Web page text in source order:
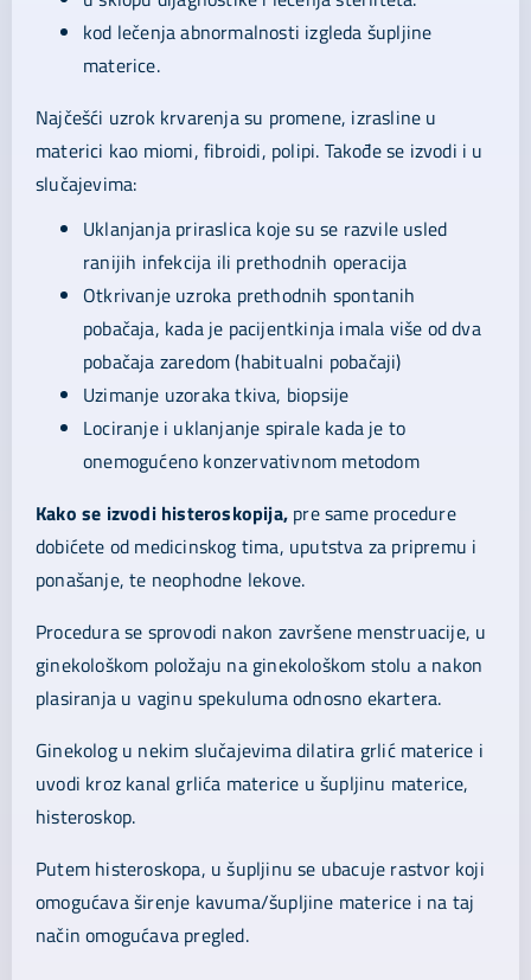
kod lečenja abnormalnosti izgleda šupljine
materice.
Najčešći uzrok krvarenja su promene, izrasline u
materici kao miomi, fibroidi, polipi. Takođe se izvodi i u
slučajevima:
Uklanjanja priraslica koje su se razvile usled
ranijih infekcija ili prethodnih operacija
Otkrivanje uzroka prethodnih spontanih
pobačaja, kada je pacijentkinja imala više od dva
pobačaja zaredom (habitualni pobačaji)
Uzimanje uzoraka tkiva, biopsije
Lociranje i uklanjanje spirale kada je to
onemogućeno konzervativnom metodom
Kako se izvodi histeroskopija, pre same procedure
dobićete od medicinskog tima, uputstva za pripremu i
ponašanje, te neophodne lekove.
Procedura se sprovodi nakon završene menstruacije, u
ginekološkom položaju na ginekološkom stolu a nakon
plasiranja u vaginu spekuluma odnosno ekartera.
Ginekolog u nekim slučajevima dilatira grlić materice i
uvodi kroz kanal grlića materice u šupljinu materice,
histeroskop.
Putem histeroskopa, u šupljinu se ubacuje rastvor koji
omogućava širenje kavuma/šupljine materice i na taj
način omogućava pregled.